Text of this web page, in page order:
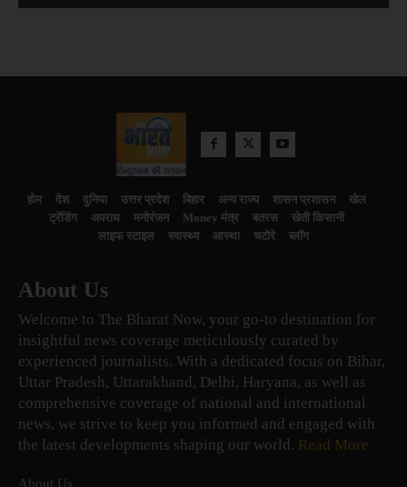
होम देश दुनिया उत्तर प्रदेश बिहार अन्य राज्य शासन प्रशासन
खेल
ट्रेंडिंग
अपराध मनोरंजन Money मंत्र बतरस
खेती किसानी
लाइफ स्टाइल
स्वास्थ्य आस्था चटोरे ब्लॉग
About Us
Welcome to The Bharat Now, your go-to destination for
insightful news coverage meticulously curated by
experienced journalists. With a dedicated focus on Bihar,
Uttar Pradesh, Uttarakhand, Delhi, Haryana, as well as
comprehensive coverage of national and international
news, we strive to keep you informed and engaged with
the latest developments shaping our world. Read More
About Us